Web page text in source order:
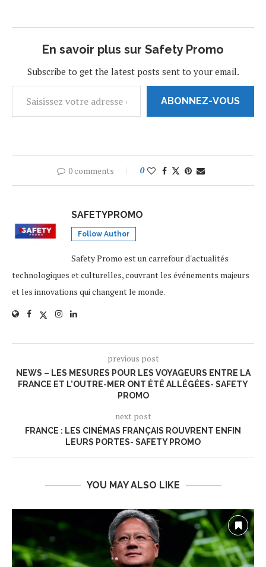
annonce la bande-annonce.
épisodes d'une heure,
les défis…
En savoir plus sur Safety Promo
Subscribe to get the latest posts sent to your email.
ABONNEZ-VOUS
0 comments 0
SAFETYPROMO
Follow Author
Safety Promo est un carrefour d'actualités
technologiques et culturelles, couvrant les événements majeurs
et les innovations qui changent le monde.
previous post
NEWS – LES MESURES POUR LES VOYAGEURS ENTRE LA
FRANCE ET L’OUTRE-MER ONT ÉTÉ ALLÉGÉES- SAFETY
PROMO
next post
FRANCE : LES CINÉMAS FRANÇAIS ROUVRENT ENFIN
LEURS PORTES- SAFETY PROMO
YOU MAY ALSO LIKE